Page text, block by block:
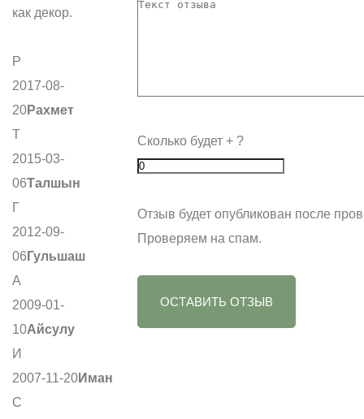
как декор.
Р
2017-08-
20Рахмет
Т
2015-03-
06Талшын
Г
2012-09-
06 Гульшаш
А
2009-01-
10Айсулу
И
2007-11-20Иман
С
Сколько будет + ?
Отзыв будет опубликован после
Проверяем на спам.
ОСТАВИТЬ ОТЗЫВ